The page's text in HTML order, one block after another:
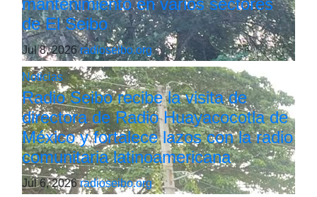
de El Seibo
Jul 8, 2026radioseibo.org
Noticias
Radio Seibo recibe la visita de
directora de Radio Huayacocotla de
México y fortalece lazos con la radio
comunitaria latinoamericana
Jul 6, 2026radioseibo.org